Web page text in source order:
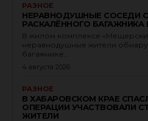
РАЗНОЕ
НЕРАВНОДУШНЫЕ СОСЕДИ
РАСКАЛЁННОГО БАГАЖНИКА
В жилом комплексе
неравнодушные жители
багажнике...
4 августа 2026
РАЗНОЕ
В ХАБАРОВСКОМ КРАЕ
ОПЕРАЦИИ УЧАСТВОВАЛИ
ЖИТЕЛИ